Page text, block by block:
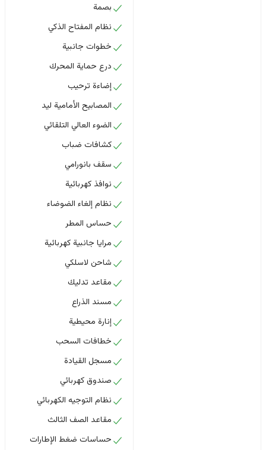
بصمة
نظام المفتاح الذكي
خطوات جانبية
درع حماية المحرك
إضاءة ترحيب
المصابيح الأمامية ليد
الضوء العالي التلقائي
كشافات ضباب
سقف بانورامي
نوافذ كهربائية
نظام إلغاء الضوضاء
حساس المطر
مرايا جانبية كهربائية
شاحن لاسلكي
مقاعد تدليك
مسند الذراع
إنارة محيطية
خطافات السحب
مسجل القيادة
صندوق كهربائي
نظام التوجيه الكهربائي
مقاعد الصف الثالث
حساسات ضغط الإطارات